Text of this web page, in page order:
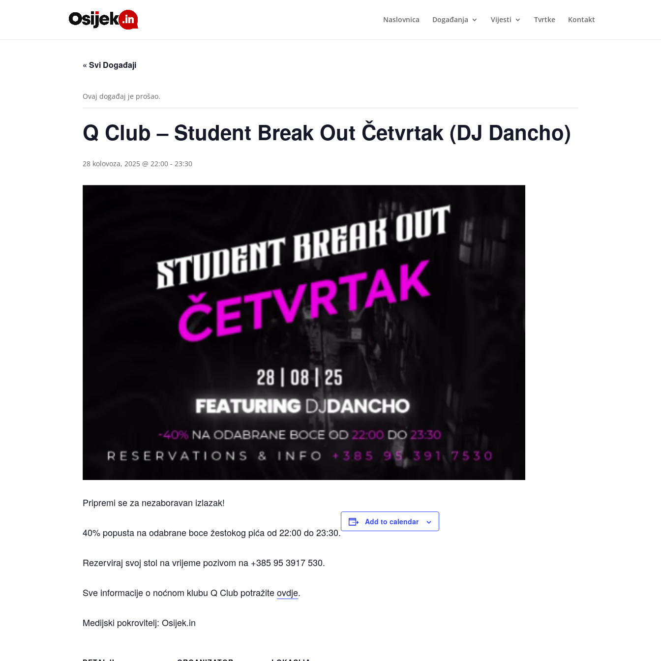
Naslovnica Događanja Vijesti Tvrtke Kontakt
« Svi Događaji
Ovaj događaj je prošao.
Q Club – Student Break Out Četvrtak (DJ Dancho)
28 kolovoza, 2025 @ 22:00 - 23:30
Pripremi se za nezaboravan izlazak!
40% popusta na odabrane boce žestokog pića od 22:00 do 23:30.
Rezerviraj svoj stol na vrijeme pozivom na +385 95 3917 530.
Sve informacije o noćnom klubu Q Club potražiteovdje.
Medijski pokrovitelj: Osijek.in
Add to calendar